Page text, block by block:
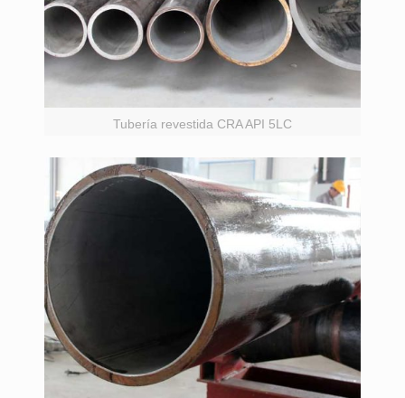
Tubería revestida CRA API 5LC